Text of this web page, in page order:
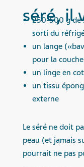
séré, il
250-500 g de
sorti du
un lange
pour la
un linge en
un tissu
externe
Le séré ne doit
peau (et jamais
pourrait ne pas